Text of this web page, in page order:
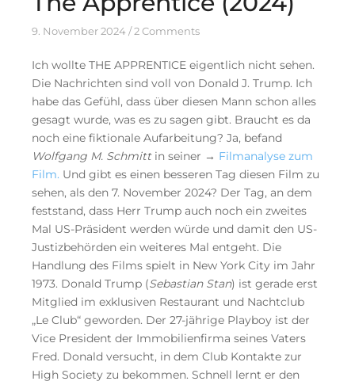
9. November 2024 2 Comments
Ich wollte THE APPRENTICE eigentlich nicht sehen.
Die Nachrichten sind voll von Donald J. Trump. Ich
habe das Gefühl, dass über diesen Mann schon alles
gesagt wurde, was es zu sagen gibt. Braucht es da
noch eine fiktionale Aufarbeitung? Ja, befand
Wolfgang M. Schmittin seiner → Filmanalyse zum
Film. Und gibt es einen besseren Tag diesen Film zu
sehen, als den 7. November 2024? Der Tag, an dem
feststand, dass Herr Trump auch noch ein zweites
Mal US-Präsident werden würde und damit den US-
Justizbehörden ein weiteres Mal entgeht. Die
Handlung des Films spielt in New York City im Jahr
1973. Donald Trump (Sebastian Stan) ist gerade erst
Mitglied im exklusiven Restaurant und Nachtclub
„Le Club“ geworden. Der 27-jährige Playboy ist der
Vice President der Immobilienfirma seines Vaters
Fred. Donald versucht, in dem Club Kontakte zur
High Society zu bekommen. Schnell lernt er den